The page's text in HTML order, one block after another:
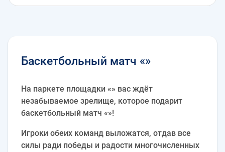
Баскетбольный матч «»
На паркете площадки «» вас ждёт
незабываемое зрелище, которое подарит
баскетбольный матч «»!
Игроки обеих команд выложатся, отдав все
силы ради победы и радости многочисленных